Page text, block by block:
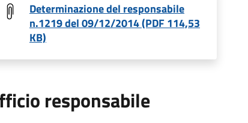
Determinazione del responsabile
n.1219 del 09/12/2014 (PDF 114,53
KB)
responsabile